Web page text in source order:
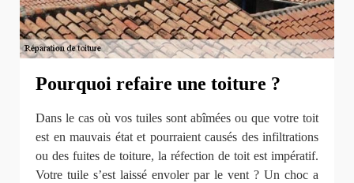
Pourquoi refaire une toiture ?
Dans le cas où vos tuiles sont abîmées ou que votre toit
est en mauvais état et pourraient causés des infiltrations
ou des fuites de toiture, la réfection de toit est impératif.
Votre tuile s’est laissé envoler par le vent ? Un choc a